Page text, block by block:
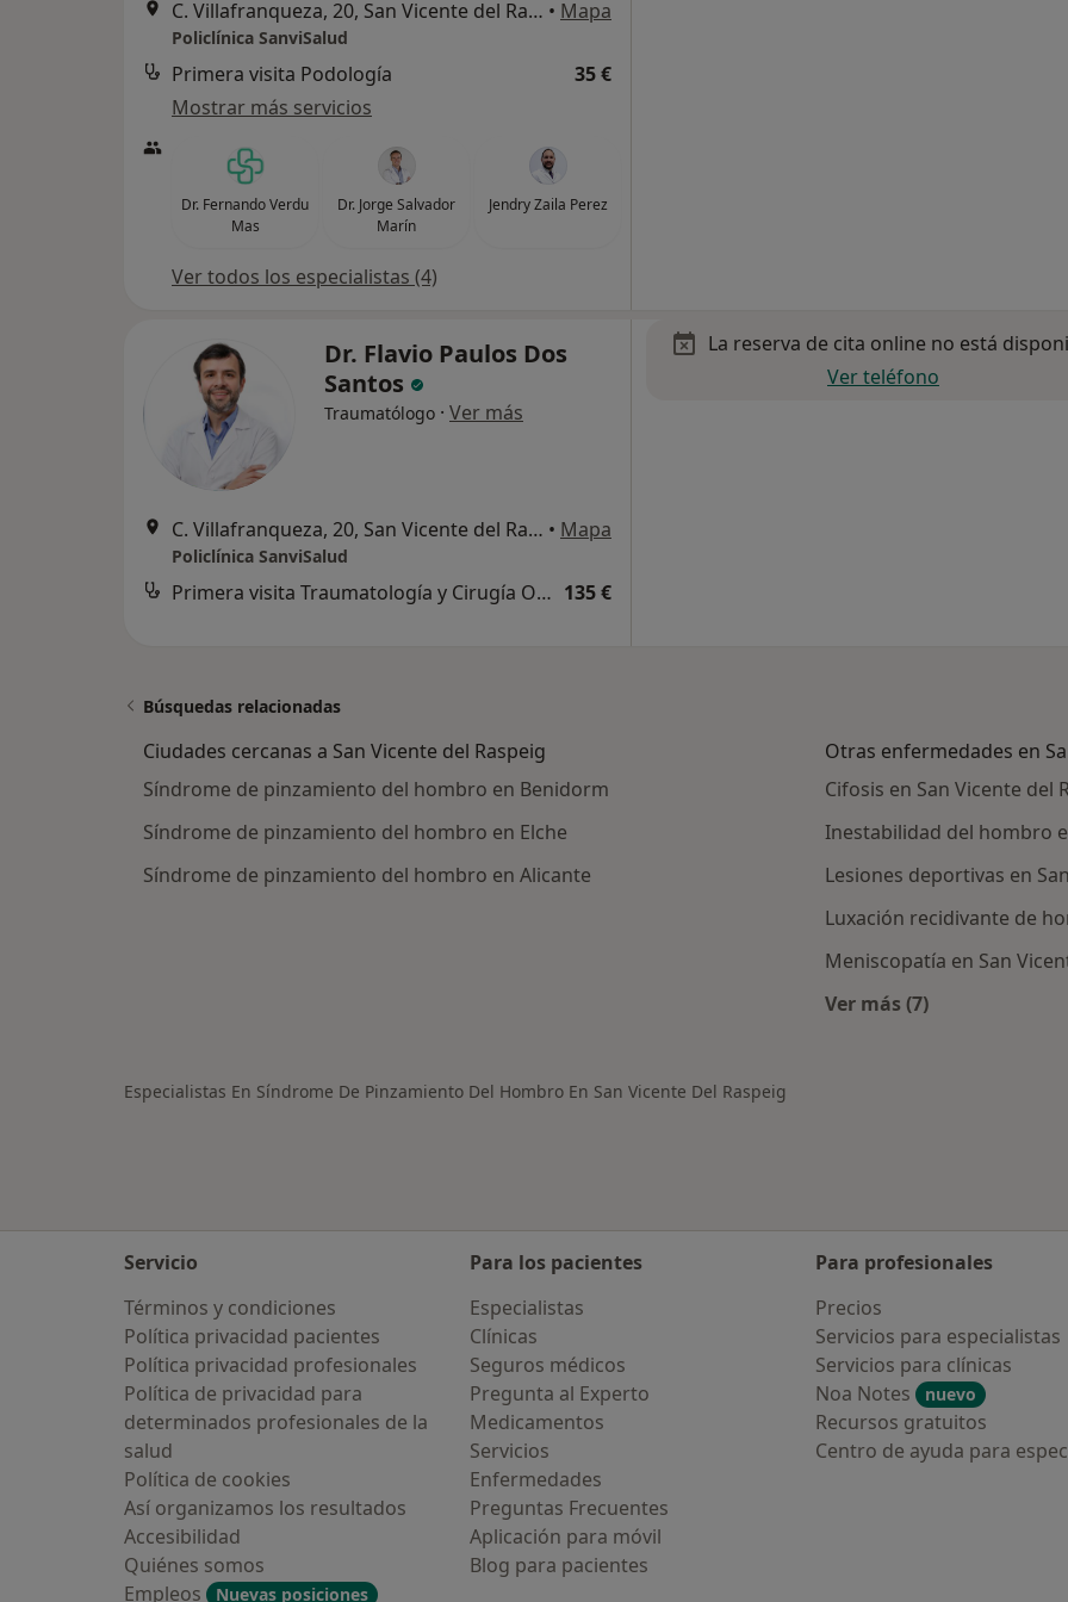
C. Villafranqueza, 20, San Vicente del Raspeig • Mapa
Policlínica SanviSalud
Primera visita Podología
35 €
Mostrar más servicios
Dr. Fernando Verdu
Mas
Dr. Jorge Salvador
Marín
Jendry Zaila Perez
Ver todos los especialistas (4)
Dr. Flavio Paulos Dos
Santos
Traumatólogo · Ver más
C. Villafranqueza, 20, San Vicente del Raspeig • Mapa
Policlínica SanviSalud
Primera visita Traumatología y Cirugía Ortopédica 135 €
La reserva de cita online no está
Ver teléfono
Búsquedas relacionadas
Ciudades cercanas a San Vicente del Raspeig
Síndrome de pinzamiento del hombro en Benidorm
Síndrome de pinzamiento del hombro en Elche
Síndrome de pinzamiento del hombro en Alicante
Otras enfermedades en
Cifosis en San Vicente del
Inestabilidad del hombro
Lesiones deportivas en
Luxación recidivante de
Meniscopatía en San
Ver más (7)
Especialistas En Síndrome De Pinzamiento Del Hombro En San Vicente Del Raspeig
Servicio
Términos y condiciones
Política privacidad pacientes
Política privacidad profesionales
Política de privacidad para
determinados profesionales de la
salud
Política de cookies
Así organizamos los resultados
Accesibilidad
Quiénes somos
Empleos
Nuevas posiciones
Para los pacientes
Especialistas
Clínicas
Seguros médicos
Pregunta al Experto
Medicamentos
Servicios
Enfermedades
Preguntas Frecuentes
Aplicación para móvil
Blog para pacientes
Para profesionales
Precios
Servicios para especialistas
Servicios para clínicas
Noa Notes
nuevo
Recursos gratuitos
Centro de ayuda para